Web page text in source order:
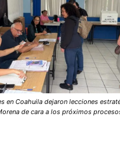
en Coahuila dejaron lecciones
de cara a los próximos